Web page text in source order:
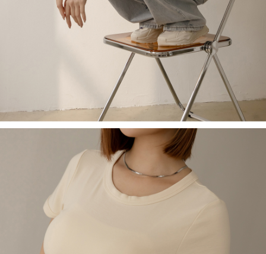
【Nota Penting】
1. Perkhidmatan ini disediakan oleh "Taiwan Mobile Co., Ltd." untuk
membolehkan pengguna membeli produk atau perkhidmatan melalui
perkhidmatan ini semasa transaksi, dan kedai akan menyerahkan hak
tuntutan harga jual/beli ansuran kepada syarikat ini untuk membayar bil
2. Berdasarkan tujuan kontrak persetujuan pembayaran menggunakan
"Pembayaran Ansuran Gogo", kedai akan memberikan maklumat peribadi
anda (termasuk nama, telefon atau alamat) kepada Taiwan Mobile untuk
pengumpulan, pemprosesan dan penggunaan, untuk pengesahan,
semakan dan pembetulan data yang diperlukan untuk bil ansuran oleh
Taiwan Mobile.
3. Sila baca syarat perkhidmatan pengguna secara lengkap melalui
pautan berikut: https://oppay.tw/userRule